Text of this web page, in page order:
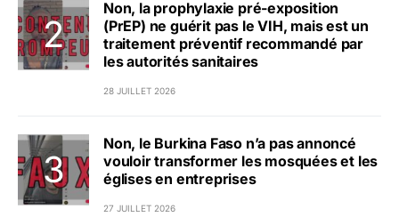
Non, la prophylaxie pré-exposition
(PrEP) ne guérit pas le VIH, mais est un
traitement préventif recommandé par
les autorités sanitaires
28 JUILLET 2026
Non, le Burkina Faso n’a pas annoncé
vouloir transformer les mosquées et les
églises en entreprises
27 JUILLET 2026